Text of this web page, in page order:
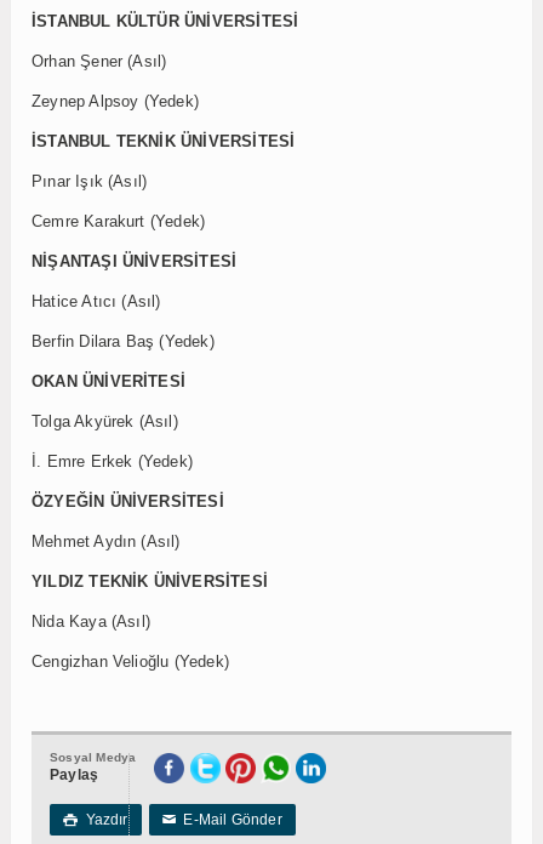
İSTANBUL KÜLTÜR ÜNİVERSİTESİ
Orhan Şener (Asıl)
Zeynep Alpsoy (Yedek)
İSTANBUL TEKNİK ÜNİVERSİTESİ
Pınar Işık (Asıl)
Cemre Karakurt (Yedek)
NİŞANTAŞI ÜNİVERSİTESİ
Hatice Atıcı (Asıl)
Berfin Dilara Baş (Yedek)
OKAN ÜNİVERİTESİ
Tolga Akyürek (Asıl)
İ. Emre Erkek (Yedek)
ÖZYEĞİN ÜNİVERSİTESİ
Mehmet Aydın (Asıl)
YILDIZ TEKNİK ÜNİVERSİTESİ
Nida Kaya (Asıl)
Cengizhan Velioğlu (Yedek)
Sosyal Medya
Paylaş
 Yazdır ✉E-Mail Gönder